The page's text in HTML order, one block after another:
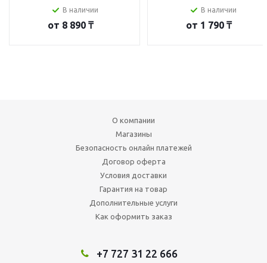
В наличии
от 8 890 ₸
В наличии
от 1 790 ₸
О компании
Магазины
Безопасность онлайн платежей
Договор оферта
Условия доставки
Гарантия на товар
Дополнительные услуги
Как оформить заказ
+7 727 31 22 666